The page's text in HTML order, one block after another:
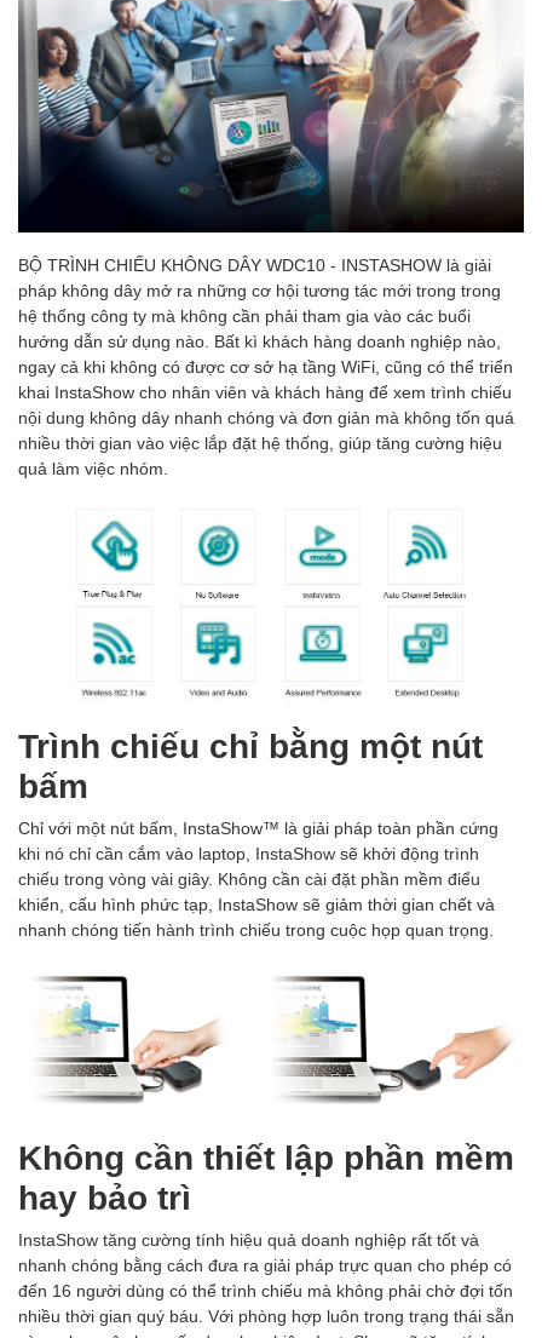
BỘ TRÌNH CHIẾU KHÔNG DÂY WDC10 - INSTASHOW là giải
pháp không dây mở ra những cơ hội tương tác mới trong trong
hệ thống công ty mà không cần phải tham gia vào các buổi
hướng dẫn sử dụng nào. Bất kì khách hàng doanh nghiệp nào,
ngay cả khi không có được cơ sở hạ tầng WiFi, cũng có thể triển
khai InstaShow cho nhân viên và khách hàng để xem trình chiếu
nội dung không dây nhanh chóng và đơn giản mà không tốn quá
nhiều thời gian vào việc lắp đặt hệ thống, giúp tăng cường hiệu
quả làm việc nhóm.
Trình chiếu chỉ bằng một nút
bấm
Chỉ với một nút bấm, InstaShow™ là giải pháp toàn phần cứng
khi nó chỉ cần cắm vào laptop, InstaShow sẽ khởi động trình
chiếu trong vòng vài giây. Không cần cài đặt phần mềm điểu
khiển, cấu hình phức tạp, InstaShow sẽ giảm thời gian chết và
nhanh chóng tiến hành trình chiếu trong cuộc họp quan trọng.
Không cần thiết lập phần mềm
hay bảo trì
InstaShow tăng cường tính hiệu quả doanh nghiệp rất tốt và
nhanh chóng bằng cách đưa ra giải pháp trực quan cho phép có
đến 16 người dùng có thể trình chiếu mà không phải chờ đợi tốn
nhiều thời gian quý báu. Với phòng hợp luôn trong trạng thái sẵn